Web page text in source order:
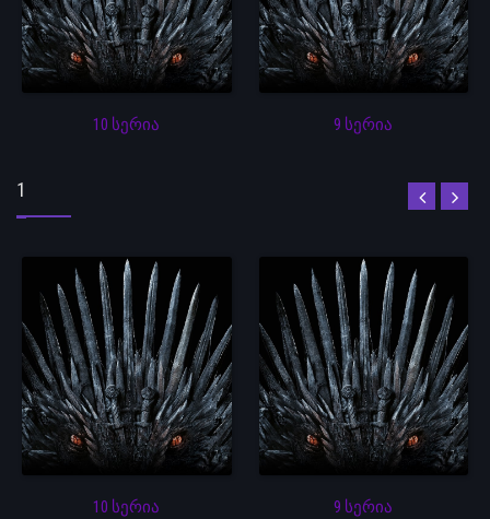
10 სერია 9 სერია
1
10 სერია 9 სერია